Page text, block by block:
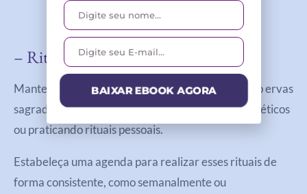
– Rituais De Limpeza Consistentes
Mantenha seus rituais de limpeza, seja queimando ervas
sagradas, usando incenso, tomando banhos energéticos
ou praticando rituais pessoais.
Estabeleça uma agenda para realizar esses rituais de
forma consistente, como semanalmente ou
BAIXAR EBOOK AGORA